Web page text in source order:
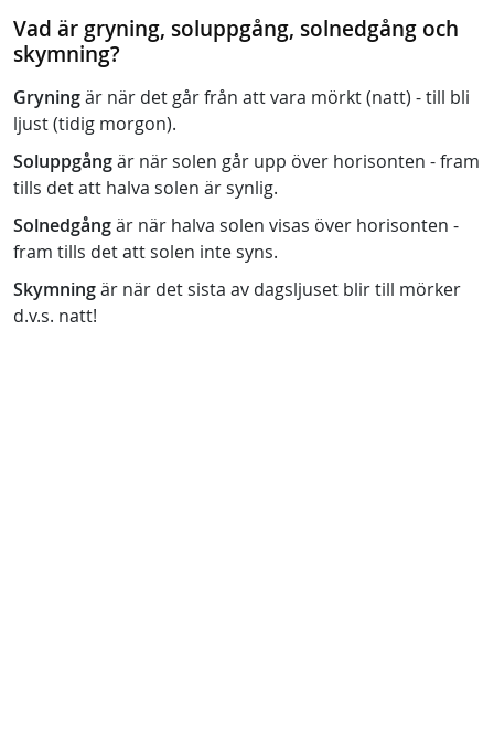
Vad är gryning, soluppgång, solnedgång och
skymning?
Gryningär när det går från att vara mörkt (natt) - till bli
ljust (tidig morgon).
Soluppgångär när solen går upp över horisonten - fram
tills det att halva solen är synlig.
Solnedgångär när halva solen visas över horisonten -
fram tills det att solen inte syns.
Skymningär när det sista av dagsljuset blir till mörker
d.v.s. natt!